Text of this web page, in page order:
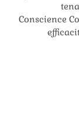
Conscience